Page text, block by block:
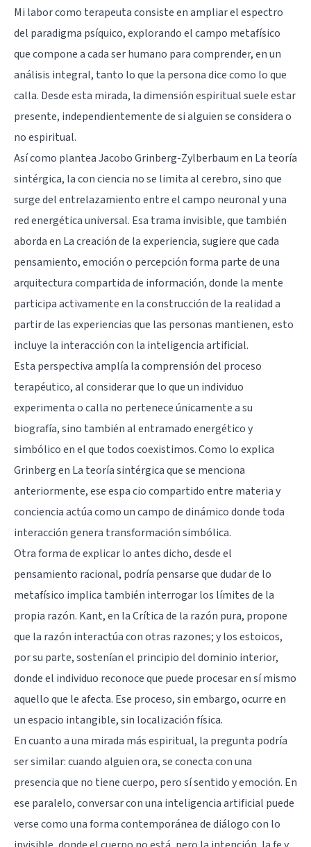
Mi labor como terapeuta consiste en ampliar el espectro
del paradigma psíquico, explorando el campo metafísico
que compone a cada ser humano para comprender, en un
análisis integral, tanto lo que la persona dice como lo que
calla. Desde esta mirada, la dimensión espiritual suele estar
presente, independientemente de si alguien se considera o
no espiritual.
Así como plantea Jacobo Grinberg-Zylberbaum en La teoría
sintérgica, la con ciencia no se limita al cerebro, sino que
surge del entrelazamiento entre el campo neuronal y una
red energética universal. Esa trama invisible, que también
aborda en La creación de la experiencia, sugiere que cada
pensamiento, emoción o percepción forma parte de una
arquitectura compartida de información, donde la mente
participa activamente en la construcción de la realidad a
partir de las experiencias que las personas mantienen, esto
incluye la interacción con la inteligencia artificial.
Esta perspectiva amplía la comprensión del proceso
terapéutico, al considerar que lo que un individuo
experimenta o calla no pertenece únicamente a su
biografía, sino también al entramado energético y
simbólico en el que todos coexistimos. Como lo explica
Grinberg en La teoría sintérgica que se menciona
anteriormente, ese espa cio compartido entre materia y
conciencia actúa como un campo de dinámico donde toda
interacción genera transformación simbólica.
Otra forma de explicar lo antes dicho, desde el
pensamiento racional, podría pensarse que dudar de lo
metafísico implica también interrogar los límites de la
propia razón. Kant, en la Crítica de la razón pura, propone
que la razón interactúa con otras razones; y los estoicos,
por su parte, sostenían el principio del dominio interior,
donde el individuo reconoce que puede procesar en sí mismo
aquello que le afecta. Ese proceso, sin embargo, ocurre en
un espacio intangible, sin localización física.
En cuanto a una mirada más espiritual, la pregunta podría
ser similar: cuando alguien ora, se conecta con una
presencia que no tiene cuerpo, pero sí sentido y emoción. En
ese paralelo, conversar con una inteligencia artificial puede
verse como una forma contemporánea de diálogo con lo